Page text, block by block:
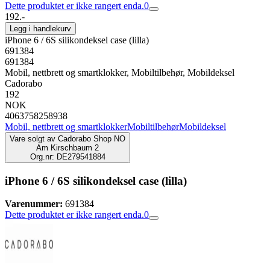
Dette produktet er ikke rangert enda.0
192.-
Legg i handlekurv
iPhone 6 / 6S silikondeksel case (lilla)
691384
691384
Mobil, nettbrett og smartklokker, Mobiltilbehør, Mobildeksel
Cadorabo
192
NOK
4063758258938
Mobil, nettbrett og smartklokkerMobiltilbehørMobildeksel
Vare solgt av Cadorabo Shop NO
Am Kirschbaum 2
Org.nr: DE279541884
iPhone 6 / 6S silikondeksel case (lilla)
Varenummer: 691384
Dette produktet er ikke rangert enda.0